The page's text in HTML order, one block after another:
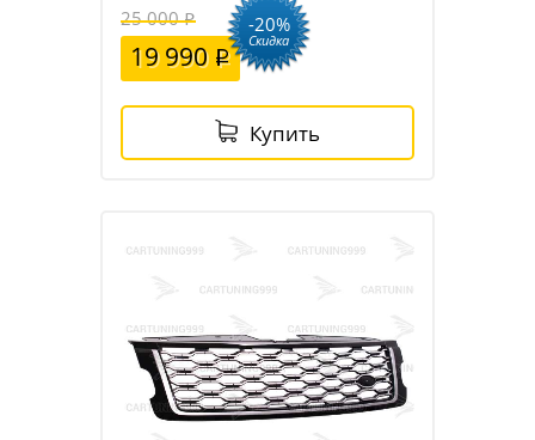
25 000
19 990
-20%
Скидка
Купить